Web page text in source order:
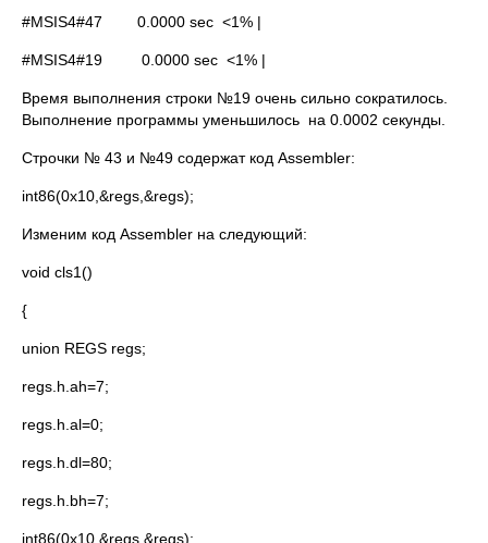
#MSIS4#47 0.0000 sec <1% |
#MSIS4#19 0.0000 sec <1% |
Время выполнения строки №19 очень сильно сократилось.
Выполнение программы уменьшилось на 0.0002 секунды.
Строчки № 43 и №49 содержат код Assembler:
int86(0x10,&regs,&regs);
Изменим код Assembler на следующий:
void cls1()
{
union REGS regs;
regs.h.ah=7;
regs.h.al=0;
regs.h.dl=80;
regs.h.bh=7;
int86(0x10,&regs,&regs);